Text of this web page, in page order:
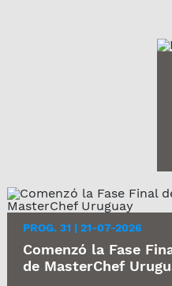
PROG. 31 | 21-07-2026
Comenzó la Fase
de MasterChef